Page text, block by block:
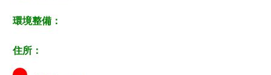
環境整備：
住所：